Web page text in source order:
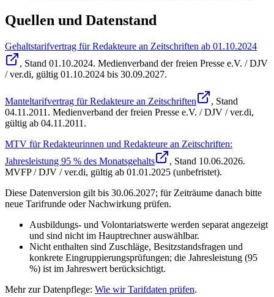
Quellen und Datenstand
Gehaltstarifvertrag für Redakteure an Zeitschriften ab 01.10.2024
, Stand 01.10.2024. Medienverband der freien Presse e.V. / DJV
/ ver.di, gültig 01.10.2024 bis 30.09.2027.
Manteltarifvertrag für Redakteure an Zeitschriften
, Stand
04.11.2011 . Medienverband der freien Presse e.V. / DJV / ver.di,
gültig ab 04.11.2011 .
MTV für Redakteurinnen und Redakteure an Zeitschriften:
Jahresleistung 95 % des Monatsgehalts
, Stand 10.06.2026.
MVFP / DJV / ver.di, gültig ab 01.01.2025 (unbefristet).
Diese Datenversion gilt bis 30.06.2027; für Zeiträume danach bitte
neue Tarifrunde oder Nachwirkung prüfen.
Ausbildungs- und Volontariatswerte werden separat angezeigt
und sind nicht im Hauptrechner auswählbar.
Nicht enthalten sind Zuschläge, Besitzstandsfragen und
konkrete Eingruppierungsprüfungen; die Jahresleistung (95
%) ist im Jahreswert berücksichtigt.
Mehr zur Datenpflege: Wie wir Tarifdaten prüfen.